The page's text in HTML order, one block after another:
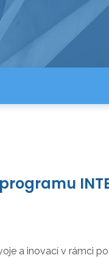
a inovací v rámci